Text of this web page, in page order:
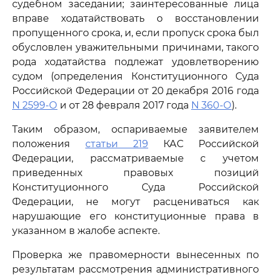
судебном заседании; заинтересованные лица
вправе ходатайствовать о восстановлении
пропущенного срока, и, если пропуск срока был
обусловлен уважительными причинами, такого
рода ходатайства подлежат удовлетворению
судом (определения Конституционного Суда
Российской Федерации от 20 декабря 2016 года
N 2599-О и от 28 февраля 2017 года N 360-О).
Таким образом, оспариваемые заявителем
положения статьи 219 КАС Российской
Федерации, рассматриваемые с учетом
приведенных правовых позиций
Конституционного Суда Российской
Федерации, не могут расцениваться как
нарушающие его конституционные права в
указанном в жалобе аспекте.
Проверка же правомерности вынесенных по
результатам рассмотрения административного